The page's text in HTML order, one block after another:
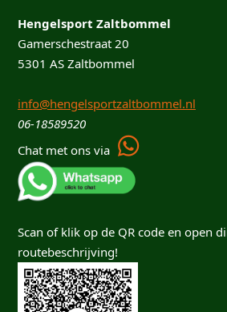
Hengelsport Zaltbommel
Gamerschestraat 20
5301 AS Zaltbommel
info@hengelsportzaltbommel.nl
06-18589520
Chat met ons via
Scan of klik op de QR code en open
routebeschrijving!